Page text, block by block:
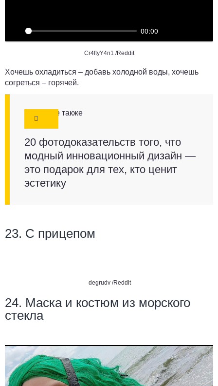
00:00
Cr4ftyY4n1 /Reddit
Хочешь охладиться – добавь холодной воды, хочешь
согреться – горячей.
Смотрите также
20 фотодоказательств того, что
модный инновационный дизайн —
это подарок для тех, кто ценит
эстетику
23. С прицепом
degrudv /Reddit
24. Маска и костюм из морского
стекла